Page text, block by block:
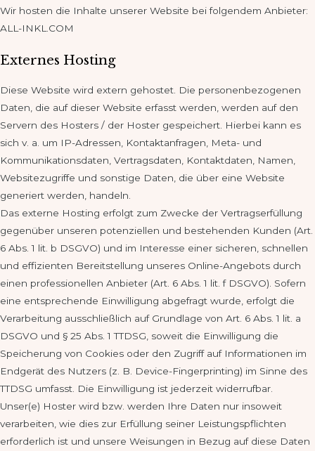
Wir hosten die Inhalte unserer Website bei folgendem Anbieter:
ALL-INKL.COM
Externes Hosting
Diese Website wird extern gehostet. Die personenbezogenen
Daten, die auf dieser Website erfasst werden, werden auf den
Servern des Hosters / der Hoster gespeichert. Hierbei kann es
sich v. a. um IP-Adressen, Kontaktanfragen, Meta- und
Kommunikationsdaten, Vertragsdaten, Kontaktdaten, Namen,
Websitezugriffe und sonstige Daten, die über eine Website
generiert werden, handeln.
Das externe Hosting erfolgt zum Zwecke der Vertragserfüllung
gegenüber unseren potenziellen und bestehenden Kunden (Art.
6 Abs. 1 lit. b DSGVO) und im Interesse einer sicheren, schnellen
und effizienten Bereitstellung unseres Online-Angebots durch
einen professionellen Anbieter (Art. 6 Abs. 1 lit. f DSGVO). Sofern
eine entsprechende Einwilligung abgefragt wurde, erfolgt die
Verarbeitung ausschließlich auf Grundlage von Art. 6 Abs. 1 lit. a
DSGVO und § 25 Abs. 1 TTDSG, soweit die Einwilligung die
Speicherung von Cookies oder den Zugriff auf Informationen im
Endgerät des Nutzers (z. B. Device-Fingerprinting) im Sinne des
TTDSG umfasst. Die Einwilligung ist jederzeit widerrufbar.
Unser(e) Hoster wird bzw. werden Ihre Daten nur insoweit
verarbeiten, wie dies zur Erfüllung seiner Leistungspflichten
erforderlich ist und unsere Weisungen in Bezug auf diese Daten